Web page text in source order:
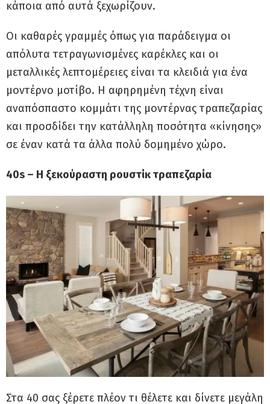
κάποια από αυτά ξεχωρίζουν.
Οι καθαρές γραμμές όπως για παράδειγμα οι
απόλυτα τετραγωνισμένες καρέκλες και οι
μεταλλικές λεπτομέρειες είναι τα κλειδιά για ένα
μοντέρνο μοτίβο. Η αφηρημένη τέχνη είναι
αναπόσπαστο κομμάτι της μοντέρνας τραπεζαρίας
και προσδίδει την κατάλληλη ποσότητα «κίνησης»
σε έναν κατά τα άλλα πολύ δομημένο χώρο.
40s – Η ξεκούραστη ρουστίκ τραπεζαρία
Στα 40 σας ξέρετε πλέον τι θέλετε και δίνετε μεγάλη